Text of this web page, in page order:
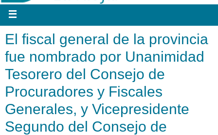
El fiscal general de la provincia
fue nombrado por Unanimidad
Tesorero del Consejo de
Procuradores y Fiscales
Generales, y Vicepresidente
Segundo del Consejo de